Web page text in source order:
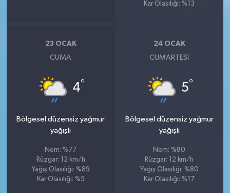
Kar Olasılığı: %13
23 OCAK
CUMA
4°
Bölgesel düzensiz yağmur
yağışlı
Nem: %77
Rüzgar: 12 km/h
Yağış Olasılığı: %89
Kar Olasılığı: %5
24 OCAK
CUMARTESI
5°
Bölgesel düzensiz yağmur
yağışlı
Nem: %80
Rüzgar: 12 km/h
Yağış Olasılığı: %80
Kar Olasılığı: %17